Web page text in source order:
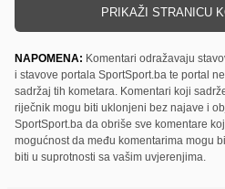
PRIKAŽI STRANICU
NAPOMENA: Komentari odražavaju
i stavove portala SportSport.ba te portal
sadržaj tih kometara. Komentari koji
riječnik mogu biti uklonjeni bez najave i
SportSport.ba da obriše sve komentare
mogućnost da među komentarima mogu
biti u suprotnosti sa vašim uvjerenjima.